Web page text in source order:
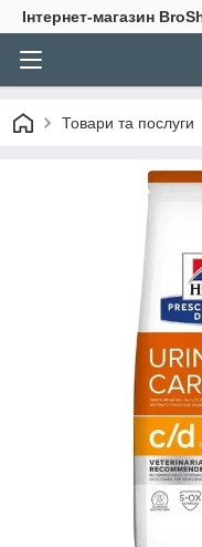
Інтернет-магазин
Товари та послуги